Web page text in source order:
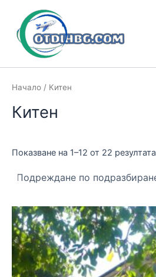
content
Начало / Китен
Китен
Показване на 1–12 от 22 резултата